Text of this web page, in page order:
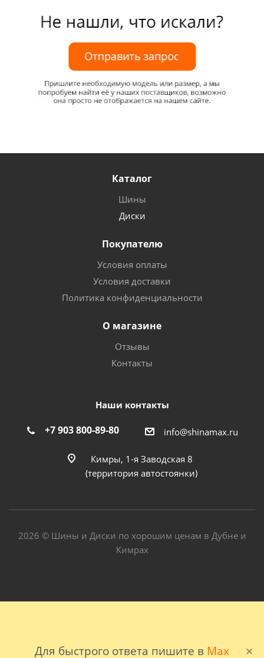
Для быстрого ответа пишите в Max
Каталог
Шины
Диски
Покупателю
Условия оплаты
Условия доставки
Политика конфиденциальности
О магазине
Отзывы
Контакты
Наши контакты
+7 903 800-89-80 info@shinamax.ru
Кимры, 1-я Заводская 8
(территория автостоянки)
2026 © Шины и Диски по хорошим ценам в Дубне и
Кимрах